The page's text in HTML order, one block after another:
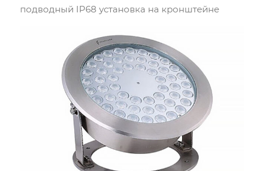
подводный IP68 установка на кронштейне